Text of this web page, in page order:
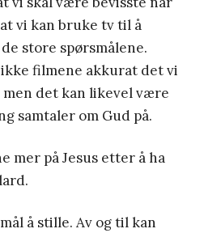
vi kan bruke tv til å
store spørsmålene.
filmene akkurat det vi
det kan likevel være
samtaler om Gud på.
mer på Jesus etter å ha
å stille. Av og til kan